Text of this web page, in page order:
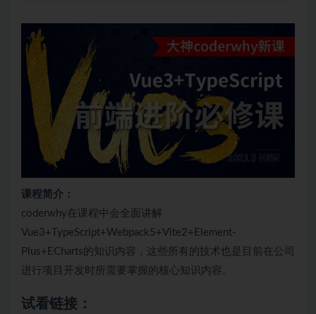
课程简介：
coderwhy在课程中会全面讲解
Vue3+TypeScript+Webpack5+Vite2+Element-
Plus+ECharts的知识内容，这些所有的技术也是目前在公司
进行项目开发时所需要掌握的核心知识内容。
试看链接：